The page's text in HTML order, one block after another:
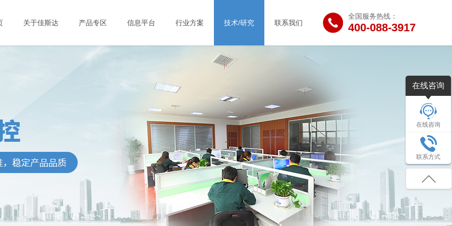
全国服务热线：
400-088-3917
关于佳斯达 产品专区 信息平台 行业方案 技术/研究 联系我们
在线咨询
在线咨询
联系方式